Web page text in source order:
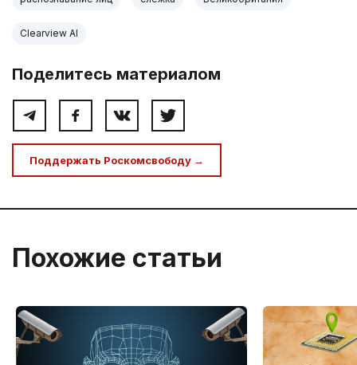
Clearview AI
Поделитесь материалом
Поддержать Роскомсвободу →
Похожие статьи